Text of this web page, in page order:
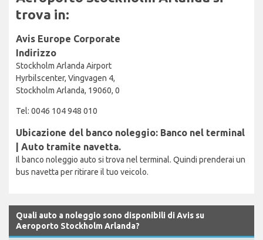
trova in:
Avis Europe Corporate
Indirizzo
Stockholm Arlanda Airport
Hyrbilscenter, Vingvagen 4,
Stockholm Arlanda, 19060, 0
Tel: 0046 104 948 010
Ubicazione del banco noleggio: Banco nel terminal
| Auto tramite navetta.
Il banco noleggio auto si trova nel terminal. Quindi prenderai un
bus navetta per ritirare il tuo veicolo.
Quali auto a noleggio sono disponibili di Avis su
Aeroporto Stockholm Arlanda?